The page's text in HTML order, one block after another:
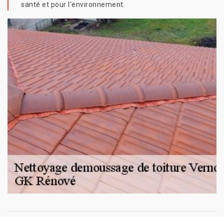
santé et pour l'environnement.